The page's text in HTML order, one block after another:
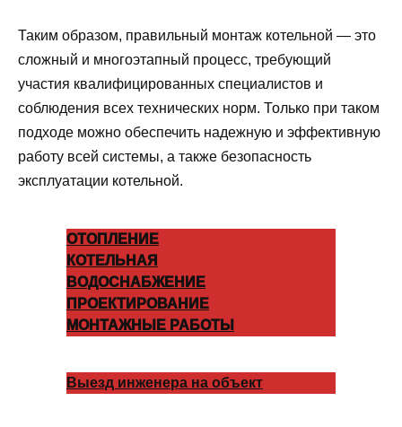
Таким образом, правильный монтаж котельной — это
сложный и многоэтапный процесс, требующий
участия квалифицированных специалистов и
соблюдения всех технических норм. Только при таком
подходе можно обеспечить надежную и эффективную
работу всей системы, а также безопасность
эксплуатации котельной.
ОТОПЛЕНИЕ
КОТЕЛЬНАЯ
ВОДОСНАБЖЕНИЕ
ПРОЕКТИРОВАНИЕ
МОНТАЖНЫЕ РАБОТЫ
Выезд инженера на объект